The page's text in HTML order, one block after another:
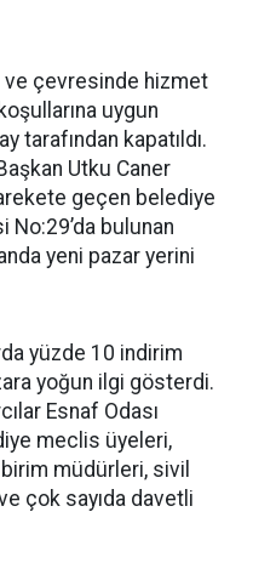
ve çevresinde hizmet
uygun
tarafından kapatıldı.
Utku Caner
geçen belediye
bulunan
yeni pazar yerini
yüzde 10 indirim
yoğun ilgi gösterdi.
Esnaf Odası
meclis üyeleri,
birim müdürleri, sivil
çok sayıda davetli